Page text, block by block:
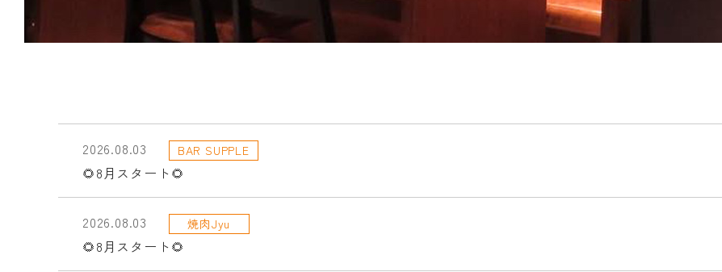
2026.08.03 BAR SUPPLE
🌻8月スタート🌻
2026.08.03 焼肉Jyu
🌻8月スタート🌻